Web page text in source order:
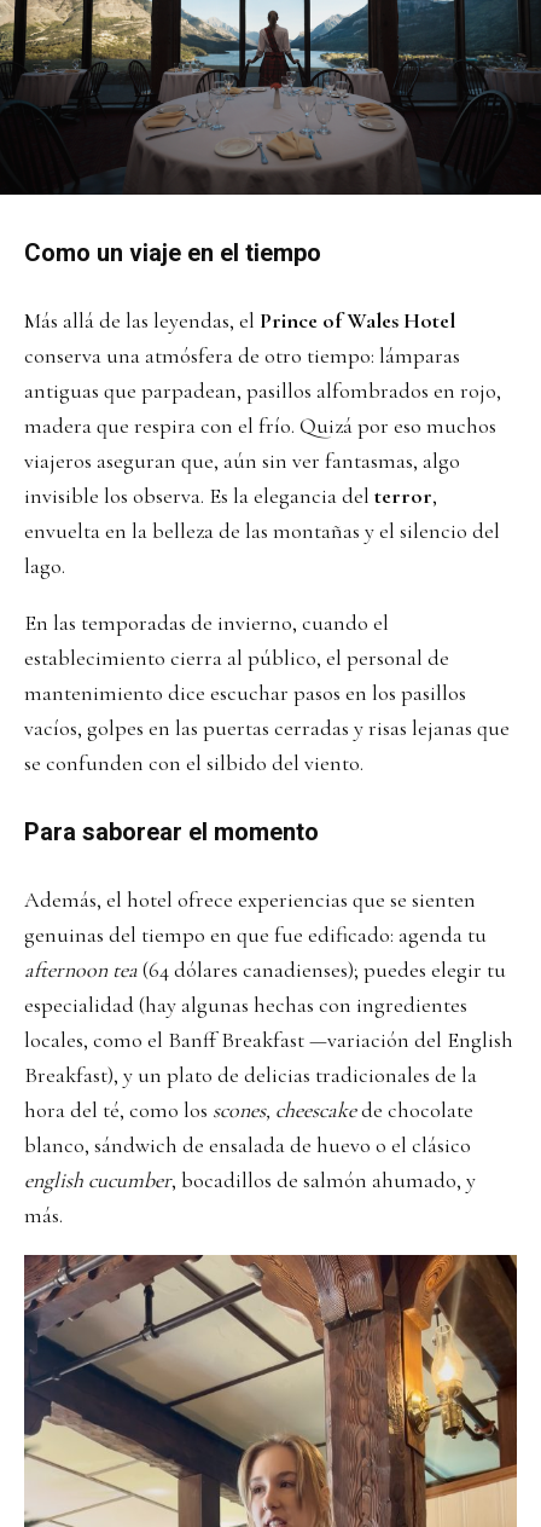
Como un viaje en el tiempo
Más allá de las leyendas, el Prince of Wales Hotel
conserva una atmósfera de otro tiempo: lámparas
antiguas que parpadean, pasillos alfombrados en rojo,
madera que respira con el frío. Quizá por eso muchos
viajeros aseguran que, aún sin ver fantasmas, algo
invisible los observa. Es la elegancia del terror,
envuelta en la belleza de las montañas y el silencio del
lago.
En las temporadas de invierno, cuando el
establecimiento cierra al público, el personal de
mantenimiento dice escuchar pasos en los pasillos
vacíos, golpes en las puertas cerradas y risas lejanas que
se confunden con el silbido del viento.
Para saborear el momento
Además, el hotel ofrece experiencias que se sienten
genuinas del tiempo en que fue edificado: agenda tu
afternoon tea(64 dólares canadienses); puedes elegir tu
especialidad (hay algunas hechas con ingredientes
locales, como el Banff Breakfast —variación del English
Breakfast), y un plato de delicias tradicionales de la
hora del té, como los scones, cheescakede chocolate
blanco, sándwich de ensalada de huevo o el clásico
english cucumber, bocadillos de salmón ahumado, y
más.